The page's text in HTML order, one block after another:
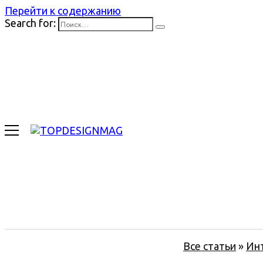
Перейти к содержанию
Search for:
Все статьи »